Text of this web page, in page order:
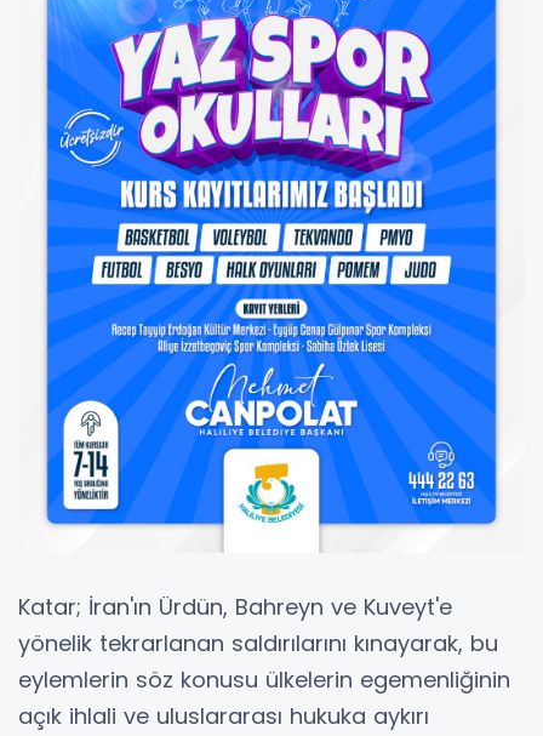
Katar; İran'ın Ürdün, Bahreyn ve Kuveyt'e
yönelik tekrarlanan saldırılarını kınayarak, bu
eylemlerin söz konusu ülkelerin egemenliğinin
açık ihlali ve uluslararası hukuka aykırı